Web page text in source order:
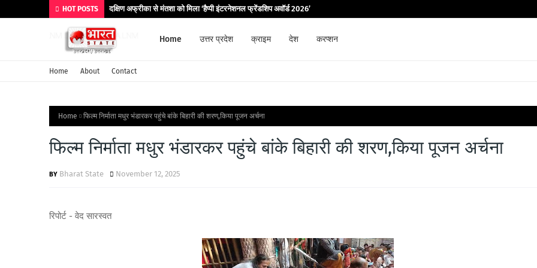
HOT POSTS दक्षिण अफ्रीका से मंतशा को मिला ‘हैप्पी इंटरनेशनल फ्रेंडशिप अवॉर्ड 2026’
Home उत्तर प्रदेश क्राइम देश करप्शन
Home About Contact
Home फिल्म निर्माता मधुर भंडारकर पहुंचे बांके बिहारी की शरण,किया पूजन अर्चना
फिल्म निर्माता मधुर भंडारकर पहुंचे बांके बिहारी की शरण,किया पूजन अर्चना
Bharat State November 12, 2025
रिपोर्ट - वेद सारस्वत